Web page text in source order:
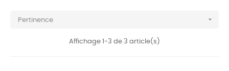
Pertinence 
Affichage 1-3 de 3 article(s)